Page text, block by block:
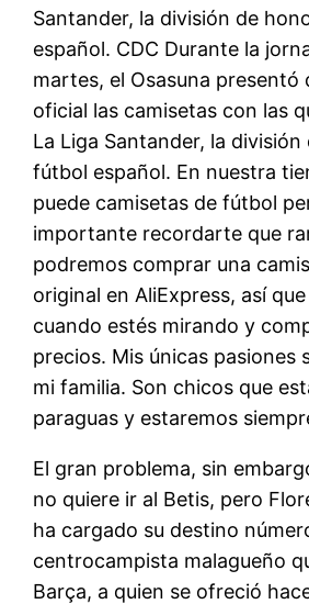
Santander, la división de
español. CDC Durante la
martes, el Osasuna presentó
oficial las camisetas con las
La Liga Santander, la
fútbol español. En nuestra
puede camisetas de fútbol
importante recordarte que
podremos comprar una
original en AliExpress, así
cuando estés mirando y
precios. Mis únicas pasiones
mi familia. Son chicos que
paraguas y estaremos
El gran problema, sin
no quiere ir al Betis, pero
ha cargado su destino
centrocampista malagueño
Barça, a quien se ofreció